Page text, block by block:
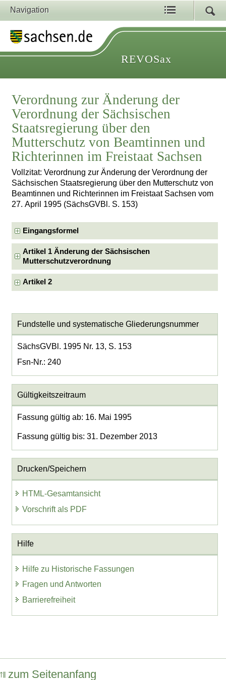
Navigation
REVOSax
Verordnung zur Änderung der
Verordnung der Sächsischen
Staatsregierung über den
Mutterschutz von Beamtinnen und
Richterinnen im Freistaat Sachsen
Vollzitat: Verordnung zur Änderung der Verordnung der
Sächsischen Staatsregierung über den Mutterschutz von
Beamtinnen und Richterinnen im Freistaat Sachsen vom
27. April 1995 (SächsGVBl. S. 153)
Eingangsformel
Artikel 1 Änderung der Sächsischen
Mutterschutzverordnung
Artikel 2
Fundstelle und systematische Gliederungsnummer
SächsGVBl. 1995 Nr. 13, S. 153
Fsn-Nr.: 240
Gültigkeitszeitraum
Fassung gültig ab: 16. Mai 1995
Fassung gültig bis: 31. Dezember 2013
Drucken/Speichern
HTML-Gesamtansicht
Vorschrift als PDF
Hilfe
Hilfe zu Historische Fassungen
Fragen und Antworten
Barrierefreiheit
zum Seitenanfang